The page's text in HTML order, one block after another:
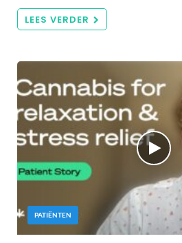
LEES VERDER
PATIËNTEN